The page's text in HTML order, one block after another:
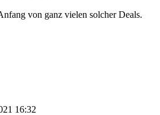
von ganz vielen solcher Deals.
16:32